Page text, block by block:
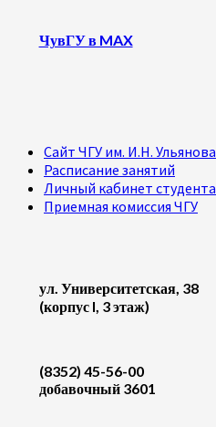
ЧувГУ в MAX
Сайт ЧГУ им. И.Н. Ульянова
Расписание занятий
Личный кабинет студента
Приемная комиссия ЧГУ
ул. Университетская, 38
(корпус I, 3 этаж)
(8352) 45-56-00
добавочный 3601